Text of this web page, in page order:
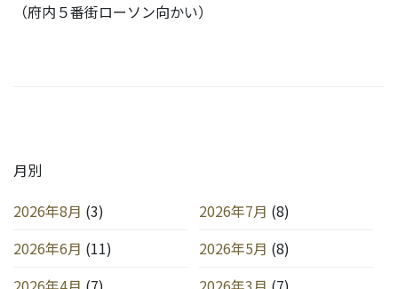
（府内５番街ローソン向かい）
月別
2026年8月 (3) 2026年7月 (8)
2026年6月 (11) 2026年5月 (8)